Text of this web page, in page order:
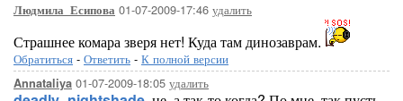
Людмила_Есипова 01-07-2009-17:46 удалить
Страшнее комара зверя нет! Куда там динозаврам.
Обратиться - Ответить - К полной версии
Annataliya 01-07-2009-18:05 удалить